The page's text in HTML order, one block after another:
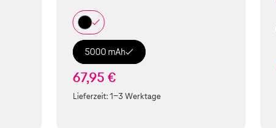
5000 mAh
67,95 €
Lieferzeit:1-3 Werktage